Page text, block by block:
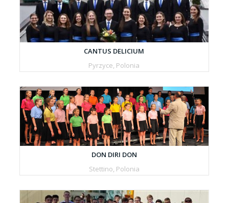
CANTUS DELICIUM
Pyrzyce, Polonia
DON DIRI DON
Stettino, Polonia